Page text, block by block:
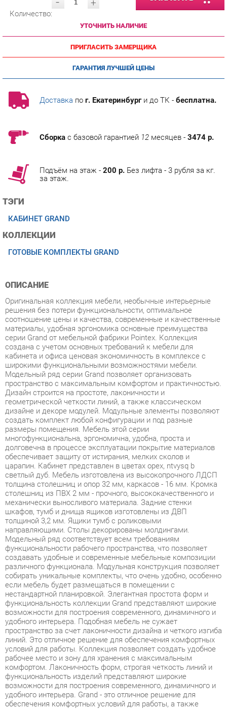
УТОЧНИТЬ НАЛИЧИЕ
ПРИГЛАСИТЬ ЗАМЕРЩИКА
ГАРАНТИЯ ЛУЧШЕЙ ЦЕНЫ
Доставкапог. Екатеринбурги до ТК -бесплатна.
ТЭГИ
ОПИСАНИЕ
решения без потери функциональности, оптимальное
соотношение цены и качества, современные и качественные
материалы, удобная эргономика основные преимущества
серии Grand от мебельной фабрики Pointex. Коллекция
создана с учетом основных требований к мебели для
кабинета и офиса ценовая экономичность в комплексе с
широкими функциональными возможностями мебели.
Модельный ряд серии Grand позволяет организовать
пространство с максимальным комфортом и практичностью.
Дизайн строится на простоте, лаконичности и
геометрической четкости линий, а также классическом
дизайне и декоре модулей. Модульные элементы позволяют
создать комплект любой конфигурации и под разные
размеры помещения. Мебель этой серии
многофункциональна, эргономична, удобна, проста и
долговечна в процессе эксплуатации покрытие материалов
обеспечивает защиту от истирания, мелких сколов и
царапин. Кабинет представлен в цветах орех, ntvysq b
светлый дуб. Мебель изготовлена из высокопрочного ЛДСП
толщина столешниц и опор 32 мм, каркасов - 16 мм. Кромка
столешниц из ПВХ 2 мм - прочного, высококачественного и
механически выносливого материала. Задние стенки
шкафов, тумб и днища ящиков изготовлены из ДВП
толщиной 3,2 мм. Ящики тумб с роликовыми
направляющими. Столы декорированы молдингами.
Модельный ряд соответствует всем требованиям
функциональности рабочего пространства, что позволяет
создавать удобные и современные мебельные композиции
различного функционала. Модульная конструкция позволяет
собирать уникальные комплекты, что очень удобно, особенно
если мебель будет размещаться в помещении с
нестандартной планировкой. Элегантная простота форм и
функциональность коллекции Grand представляют широкие
возможности для построения современного, динамичного и
удобного интерьера. Подобная мебель не сужает
пространство за счет лаконичности дизайна и четкого изгиба
линий. Это отличное решение для обеспечения комфортных
условий для работы. Коллекция позволяет создать удобное
рабочее место и зону для хранения с максимальным
комфортом. Лаконичность форм, строгая четкость линий и
функциональность изделий представляют широкие
возможности для построения современного, динамичного и
удобного интерьера. Grand - это отличное решение для
обеспечения комфортных условий для работы, а также
современное и качественное оснащение для офиса в
формате open-space, переговорной зоны и отдельного
кабинета, позволяющее оптимизировать пространство без
ущерба для функциональности и удобства. Широкая база
элементов позволит создать полноценный гарнитур,